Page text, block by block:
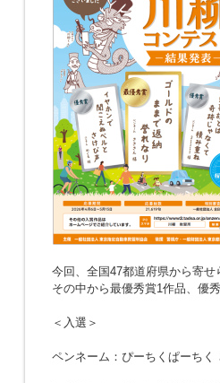
今回、全国47都道府県から寄せ
その中から最優秀賞1作品、優
＜入選＞
ペンネーム：ぴーちくぱーちく